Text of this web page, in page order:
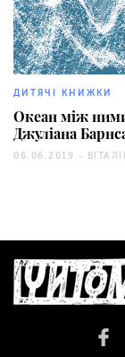
ДИТЯЧІ КНИЖКИ
Океан між
Джуліана
06.06.2019 -